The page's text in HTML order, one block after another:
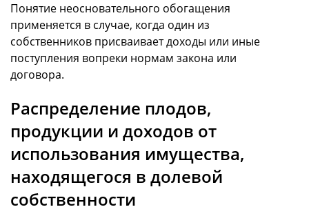
Понятие неосновательного обогащения
применяется в случае, когда один из
собственников присваивает доходы или иные
поступления вопреки нормам закона или
договора.
Распределение плодов,
продукции и доходов от
использования имущества,
находящегося в долевой
собственности